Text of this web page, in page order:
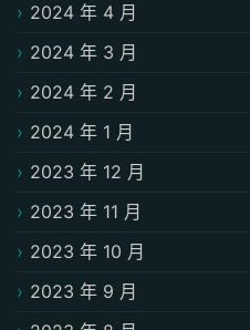
2024 年 4 月
2024 年 3 月
2024 年 2 月
2024 年 1 月
2023 年 12 月
2023 年 11 月
2023 年 10 月
2023 年 9 月